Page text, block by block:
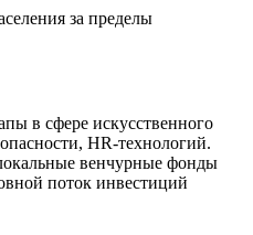
за пределы
в сфере искусственного
HR-технологий.
венчурные фонды
поток инвестиций